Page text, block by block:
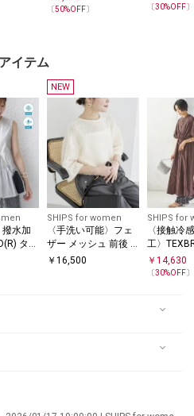
〔50%OFF〕 〔30%OFF〕
イテム
撥水加
タフ
ブ ブラ
NEW
SHIPS for women
〈手洗い可能〉フェ
ザー メッシュ 前後 2
WAY 裾 ドロスト ブ
￥ 16,500
SHIPS for
〈接触冷
工〉
タ ウエス
ンピース
￥14,630
〔30%OFF〕